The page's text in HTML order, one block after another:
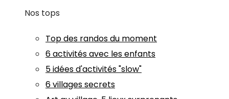
Nos tops
Top des randos du moment
6 activités avec les enfants
5 idées d'activités "slow"
6 villages secrets